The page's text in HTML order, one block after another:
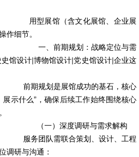
用型展馆（含文化展馆、企业展
作细节。
一、前期规划：战略定位与需
史馆设计|博物馆设计|党史馆设计|企业这
前期规划是展馆成功的基石，核心
示什么”，确保后续工作始终围绕核心
（一）深度调研与需求解构
服务团队需联合策划、设计、工程
调研与沟通：